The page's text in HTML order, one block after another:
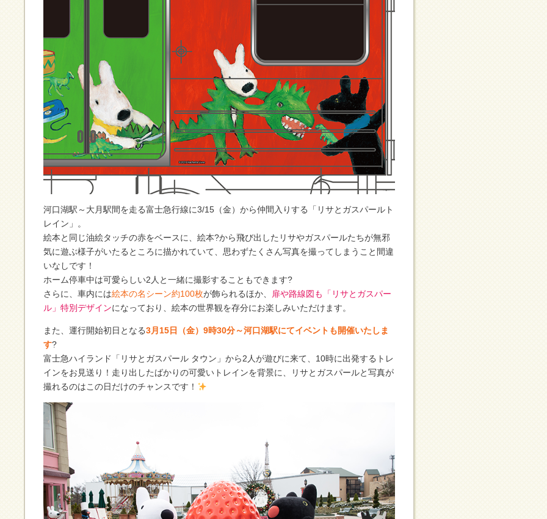
河口湖駅～大月駅間を走る富士急行線に3/15（金）から仲間入りする「リサとガスパールト
レイン」。
絵本と同じ油絵タッチの赤をベースに、絵本?から飛び出したリサやガスパールたちが無邪
気に遊ぶ様子がいたるところに描かれていて、思わずたくさん写真を撮ってしまうこと間違
いなしです！
ホーム停車中は可愛らしい2人と一緒に撮影することもできます?
さらに、車内には絵本の名シーン約100枚が飾られるほか、 扉や路線図も「リサとガスパー
ル」特別デザインになっており、絵本の世界観を存分にお楽しみいただけます。
また、運行開始初日となる3月15日（金）9時30分～河口湖駅にてイベントも開催いたしま
す?
富士急ハイランド「リサとガスパール タウン」から2人が遊びに来て、10時に出発するトレ
インをお見送り！走り出したばかりの可愛いトレインを背景に、リサとガスパールと写真が
撮れるのはこの日だけのチャンスです！